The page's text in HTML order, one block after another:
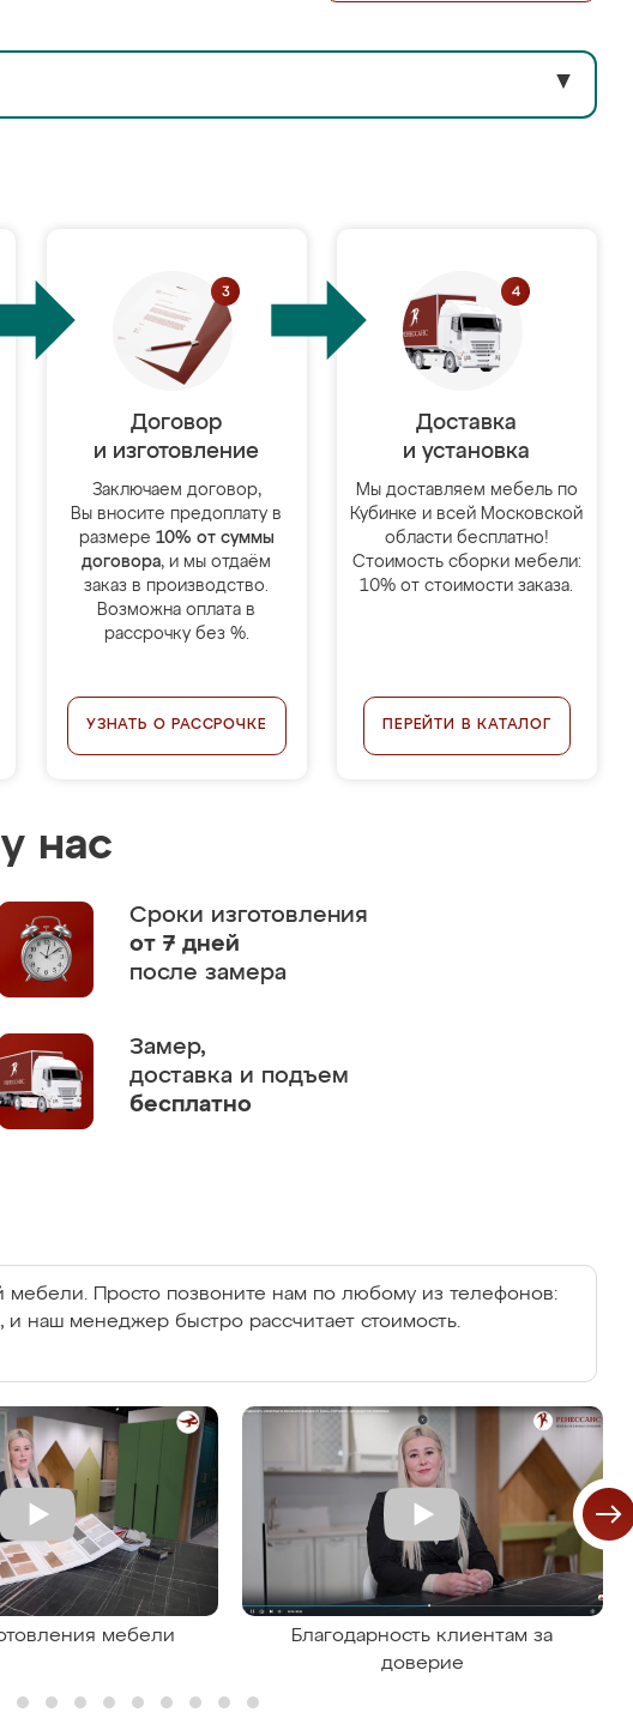
▼
Договор
и изготовление
Заключаем договор,
Вы вносите предоплату в
размере 10% от суммы
договора, и мы отдаём
заказ в производство.
Возможна оплата в
рассрочку без %.
УЗНАТЬ О РАССРОЧКЕ
Доставка
и установка
Мы доставляем мебель по
Кубинке и всей Московской
области бесплатно!
Стоимость сборки мебели:
10% от стоимости заказа.
ПЕРЕЙТИ В КАТАЛОГ
нас
Сроки изготовления
от 7 дней
после замера
Замер,
доставка и подъем
бесплатно
мебели. Просто позвоните нам по любому из телефонов:
, и наш менеджер быстро рассчитает стоимость.
мебели
Благодарность клиентам за
доверие